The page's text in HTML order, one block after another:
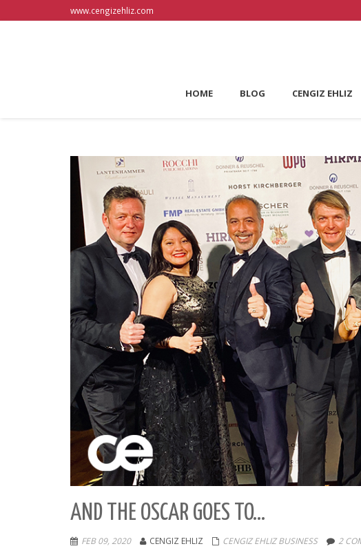
www.cengizehliz.com
HOME BLOG CENGIZ EHLIZ
AND THE OSCAR GOES TO…
FEB 09, 2020 CENGIZ EHLIZ CENGIZ EHLIZ BUSINESS 2